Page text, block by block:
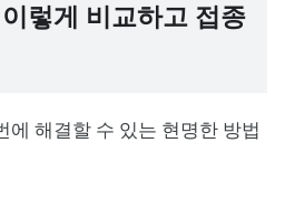
렇게 비교하고 접종
에 해결할 수 있는 현명한 방법